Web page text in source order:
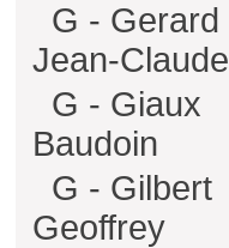
G - Gerard
Jean-Claude
G - Giaux
Baudoin
G - Gilbert
Geoffrey